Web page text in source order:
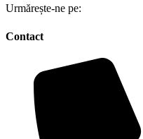
Urmărește-ne pe:
Contact